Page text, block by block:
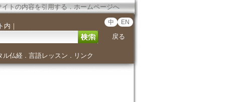
イトの内容を引用する．ホームページへ
内 ｜ 中 EN
戻る
ル仏経． 言語レッスン ． リンク